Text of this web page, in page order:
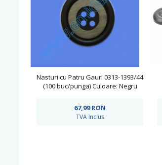
Nasturi cu Patru Gauri 0313-1393/44
(100 buc/punga) Culoare: Negru
67,99RON
TVA Inclus